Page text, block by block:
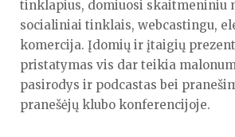
tinklapius, domiuosi skaitmeniniu
socialiniai tinklais, webcastingu,
komercija. Įdomių ir įtaigių
pristatymas vis dar teikia
pasirodys ir podcastas bei
pranešėjų klubo konferencijoje.